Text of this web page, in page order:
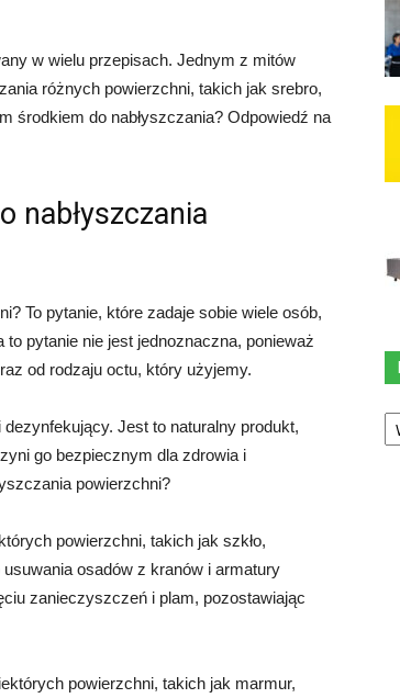
w wielu przepisach. Jednym z mitów
różnych powierzchni, takich jak srebro,
środkiem do nabłyszczania? Odpowiedź na
nabłyszczania
To pytanie, które zadaje sobie wiele osób,
pytanie nie jest jednoznaczna, ponieważ
od rodzaju octu, który użyjemy.
Jest to naturalny produkt,
go bezpiecznym dla zdrowia i
powierzchni?
powierzchni, takich jak szkło,
osadów z kranów i armatury
zanieczyszczeń i plam, pozostawiając
powierzchni, takich jak marmur,